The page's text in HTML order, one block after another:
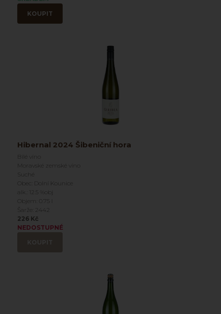
KOUPIT
Hibernal 2024 Šibeniční hora
Bílé víno
Moravské zemské víno
Suché
Obec: Dolní Kounice
alk.: 12.5 %obj
Objem: 0.75 l
Šarže: 2442
226 Kč
NEDOSTUPNÉ